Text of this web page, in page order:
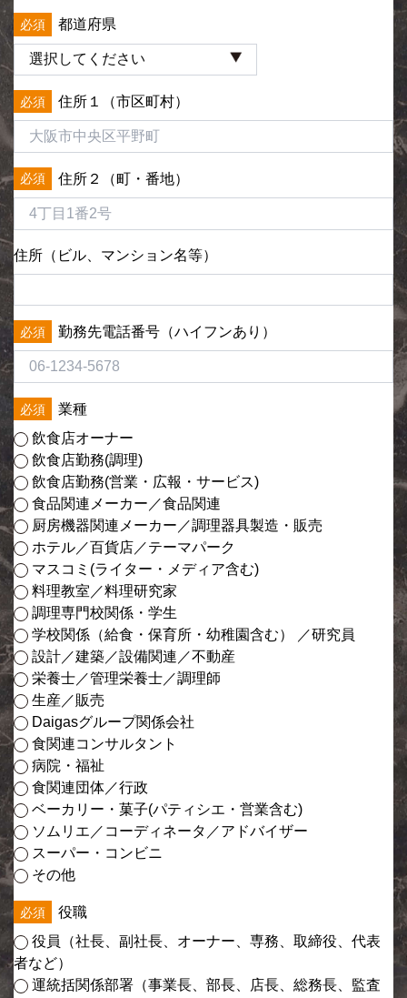
都道府県
住所１（市区町村）
住所２（町・番地）
住所（ビル、マンション名等）
勤務先電話番号（ハイフンあり）
業種
飲食店オーナー
飲食店勤務(調理)
飲食店勤務(営業・広報・サービス)
食品関連メーカー／食品関連
厨房機器関連メーカー／調理器具製造・販売
ホテル／百貨店／テーマパーク
マスコミ(ライター・メディア含む)
料理教室／料理研究家
調理専門校関係・学生
学校関係（給食・保育所・幼稚園含む） ／研究員
設計／建築／設備関連／不動産
栄養士／管理栄養士／調理師
生産／販売
Daigasグループ関係会社
食関連コンサルタント
病院・福祉
食関連団体／行政
ベーカリー・菓子(パティシエ・営業含む)
ソムリエ／コーディネータ／アドバイザー
スーパー・コンビニ
その他
役職
役員（社長、副社長、オーナー、専務、取締役、代表
者など）
運統括関係部署（事業長、部長、店長、総務長、監査